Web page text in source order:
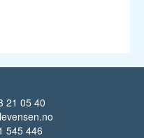
21 05 40
545 446